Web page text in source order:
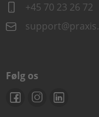
+45 70 23 26 72
Følg os